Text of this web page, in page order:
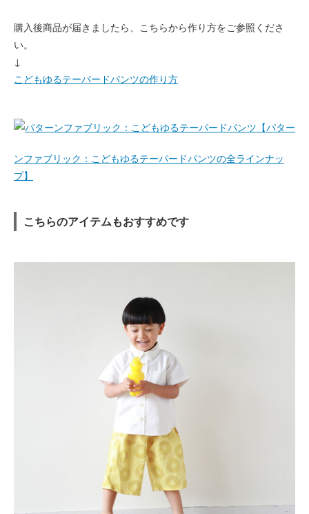
購入後商品が届きましたら、こちらから作り方をご参照くださ
い。
↓
こどもゆるテーパードパンツの作り方
【パター
ンファブリック：こどもゆるテーパードパンツの全ラインナッ
プ】
こちらのアイテムもおすすめです